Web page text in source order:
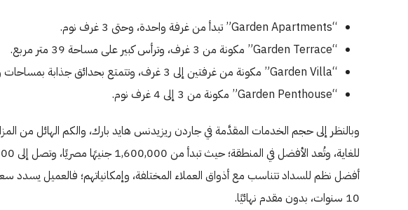
“Garden Apartments” تبدأ من غرفة واحدة، وحتى 3 غرف نوم.
“Garden Terrace” مكونة من 3 غرف، وترأس كبير على مساحة 39 متر مربع.
“Garden Villa” مكونة من غرفتين إلى 3 غرف، وتتمتع بحدائق جذابة بمساحات واسعة، ومتنوعة، ومدخل خاص.
“Garden Penthouse” مكونة من 3 إلى 4 غرف نوم.
وبالنظر إلى حجم الخدمات المقدَّمة في جاردن ريزيدنس هايد بارك، والكم الهائل من
أفضل نظم للسداد تتناسب مع أذواق العملاء المختلفة، وإمكانياتهم؛ فالعميل يسدد
10 سنوات، بدون مقدم نهائيًا.